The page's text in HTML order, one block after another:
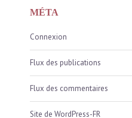
MÉTA
Connexion
Flux des publications
Flux des commentaires
Site de WordPress-FR